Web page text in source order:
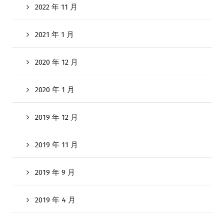
2022 年 11 月
2021 年 1 月
2020 年 12 月
2020 年 1 月
2019 年 12 月
2019 年 11 月
2019 年 9 月
2019 年 4 月